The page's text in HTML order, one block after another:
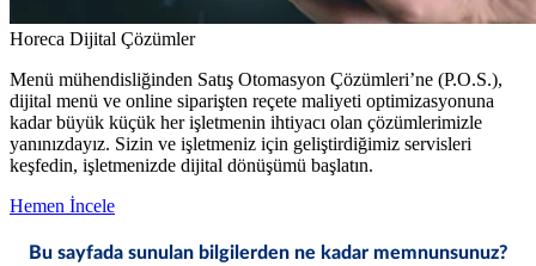
Horeca Dijital Çözümler
Menü mühendisliğinden Satış Otomasyon Çözümleri’ne (P.O.S.),
dijital menü ve online siparişten reçete maliyeti optimizasyonuna
kadar büyük küçük her işletmenin ihtiyacı olan çözümlerimizle
yanınızdayız. Sizin ve işletmeniz için geliştirdiğimiz servisleri
keşfedin, işletmenizde dijital dönüşümü başlatın.
Hemen İncele
Bu sayfada sunulan bilgilerden ne kadar memnunsunuz?